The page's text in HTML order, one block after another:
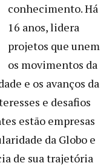
conhecimento. Há
16 anos, lidera
projetos que unem
os movimentos da
e os avanços da
e desafios
estão empresas
da Globo e
de sua trajetória